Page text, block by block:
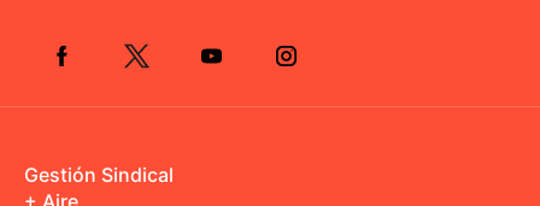
Gestión Sindical